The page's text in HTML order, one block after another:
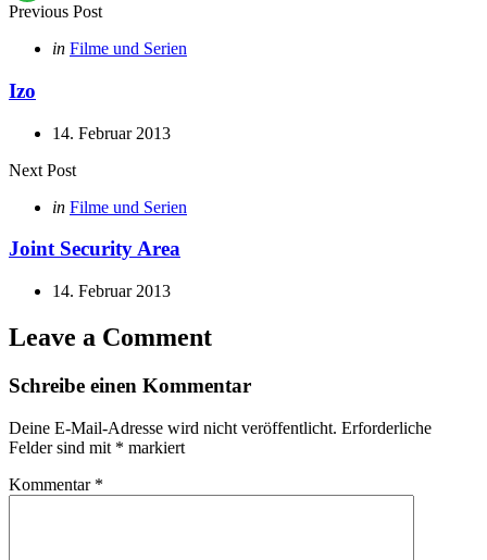
Post
navigation
Previous Post
Posted
in Filme und Serien
Izo
14. Februar 2013
Next Post
Posted
in Filme und Serien
Joint Security Area
14. Februar 2013
Leave a Comment
Schreibe einen Kommentar
Deine E-Mail-Adresse wird nicht veröffentlicht. Erforderliche
Felder sind mit * markiert
Kommentar *